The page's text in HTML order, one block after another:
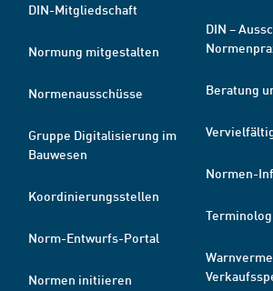
DIN-Mitgliedschaft
Normung mitgestalten
Normenausschüsse
Gruppe Digitalisierung im
Bauwesen
Koordinierungsstellen
Norm-Entwurfs-Portal
Normen initiieren
DIN –
Beratung
Normen-